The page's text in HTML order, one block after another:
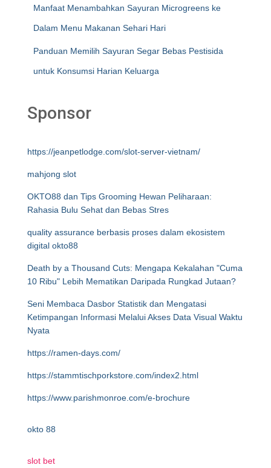
Manfaat Menambahkan Sayuran Microgreens ke
Dalam Menu Makanan Sehari Hari
Panduan Memilih Sayuran Segar Bebas Pestisida
untuk Konsumsi Harian Keluarga
Sponsor
https://jeanpetlodge.com/slot-server-vietnam/
mahjong slot
OKTO88 dan Tips Grooming Hewan Peliharaan:
Rahasia Bulu Sehat dan Bebas Stres
quality assurance berbasis proses dalam ekosistem
digital okto88
Death by a Thousand Cuts: Mengapa Kekalahan "Cuma
10 Ribu" Lebih Mematikan Daripada Rungkad Jutaan?
Seni Membaca Dasbor Statistik dan Mengatasi
Ketimpangan Informasi Melalui Akses Data Visual Waktu
Nyata
https://ramen-days.com/
https://stammtischporkstore.com/index2.html
https://www.parishmonroe.com/e-brochure
okto 88
slot bet